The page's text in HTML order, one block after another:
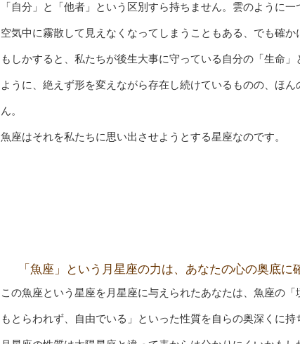
「自分」と「他者」という区別すら持ちません。雲のように一
空気中に霧散して見えなくなってしまうこともある、でも確か
もしかすると、私たちが後生大事に守っている自分の「生命
ように、絶えず形を変えながら存在し続けているものの、ほ
ん。
魚座はそれを私たちに思い出させようとする星座なのです。
「魚座」という月星座の力は、 あなたの心の奥底に
この魚座という星座を月星座に与えられたあなたは、魚座の
もとらわれず、自由でいる」といった性質を自らの奥深くに持